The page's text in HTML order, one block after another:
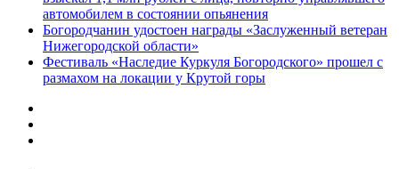
автомобилем в состоянии опьянения
Богородчанин удостоен награды «Заслуженный ветеран
Нижегородской области»
Фестиваль «Наследие Куркуля Богородского» прошел с
размахом на локации у Крутой горы